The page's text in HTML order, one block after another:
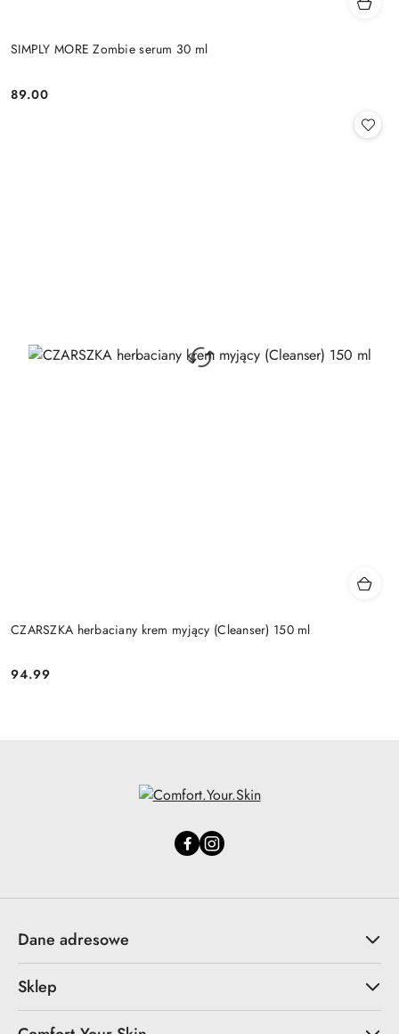
SIMPLY MORE Zombie serum 30 ml
Cena:
89.00
CZARSZKA herbaciany krem myjący (Cleanser) 150 ml
Cena:
94.99
Dane adresowe
Sklep